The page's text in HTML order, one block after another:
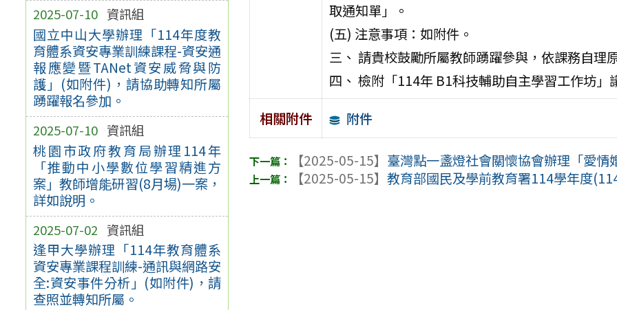
2025-07-10 資訊組
國立中山大學辦理「114年度教
育體系資安專業訓練課程-資安通
報應變暨TANet資安威脅與防
護」(如附件)，請協助轉知所屬
踴躍報名參加。
2025-07-10 資訊組
桃園市政府教育局辦理114年
「推動中小學數位學習精進方
案」教師增能研習(8月場)一案，
詳如說明。
2025-07-02 資訊組
逢甲大學辦理「114年教育體系
資安專業課程訓練-通訊與網路安
全:資安事件分析」(如附件)，請
查照並轉知所屬。
取通知單」。
(五) 注意事項：如附件。
三、 請貴校鼓勵所屬教師踴躍參與，依課務自理
四、 檢附「114年 B1科技輔助自主學習工作坊」
相關附件
附件
【2025-05-15】 臺灣點一盞燈社會關懷協會辦理「愛情
【2025-05-15】教育部國民及學前教育署114學年度